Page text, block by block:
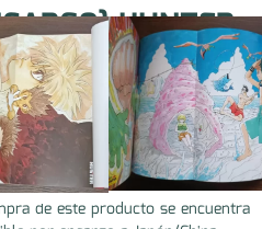
HUNTER x
Hunter’s
de este producto se encuentra